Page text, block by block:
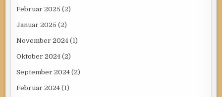
Februar 2025 (2)
Januar 2025 (2)
November 2024 (1)
Oktober 2024 (2)
September 2024 (2)
Februar 2024 (1)